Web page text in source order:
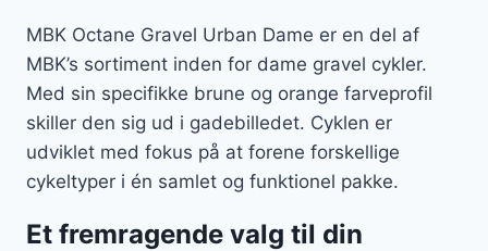
MBK Octane Gravel Urban Dame er en del af
MBK’s sortiment inden for dame gravel cykler.
Med sin specifikke brune og orange farveprofil
skiller den sig ud i gadebilledet. Cyklen er
udviklet med fokus på at forene forskellige
cykeltyper i én samlet og funktionel pakke.
Et fremragende valg til din